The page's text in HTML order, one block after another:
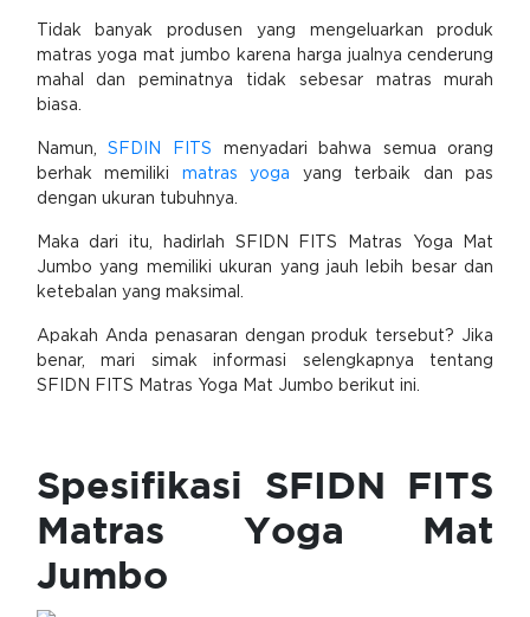
Tidak banyak produsen yang mengeluarkan produk
matras yoga mat jumbo karena harga jualnya cenderung
mahal dan peminatnya tidak sebesar matras murah
biasa.
Namun,SFDIN FITS menyadari bahwa semua orang
berhak memiliki matras yoga yang terbaik dan pas
dengan ukuran tubuhnya.
Maka dari itu, hadirlah SFIDN FITS Matras Yoga Mat
Jumbo yang memiliki ukuran yang jauh lebih besar dan
ketebalan yang maksimal.
Apakah Anda penasaran dengan produk tersebut? Jika
benar, mari simak informasi selengkapnya tentang
SFIDN FITS Matras Yoga Mat Jumbo berikut ini.
Spesifikasi SFIDN FITS
Matras Yoga Mat
Jumbo